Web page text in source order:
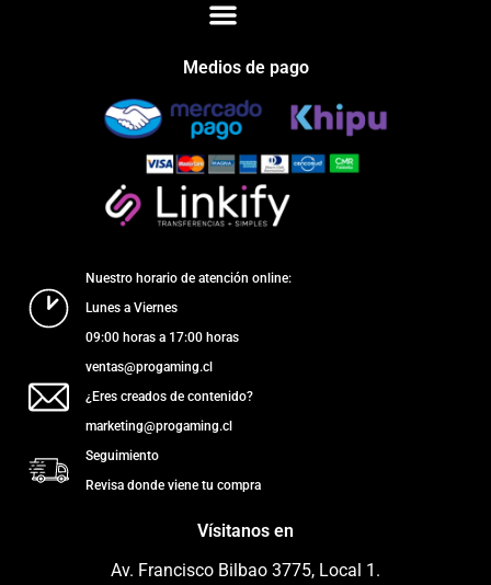
Medios de pago
Nuestro horario de atención online:
Lunes a Viernes
09:00 horas a 17:00 horas
ventas@progaming.cl
¿Eres creados de contenido?
marketing@progaming.cl
Seguimiento
Revisa donde viene tu compra
Vísitanos en
Av. Francisco Bilbao 3775, Local 1.